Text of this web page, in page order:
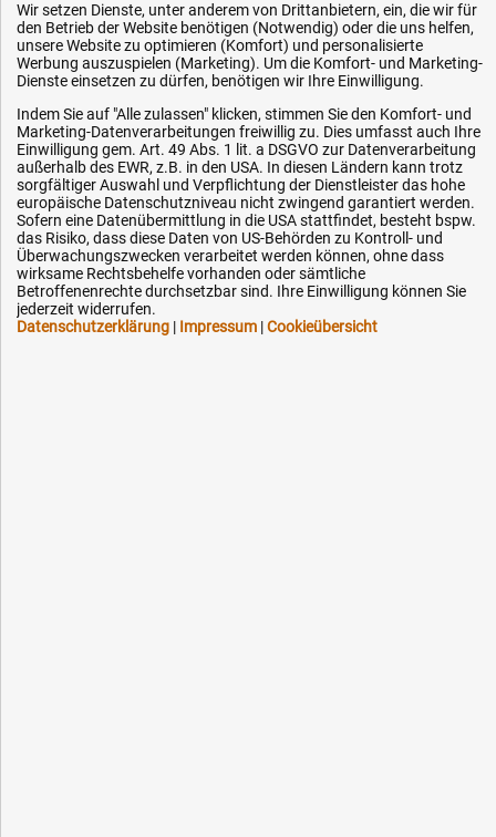
AGB / Widerrufsrecht
Datenschutz
Impressum
Karriere
OEM-Ersatzteile
Technik-Hilfe
Downloads
Kontakt
Ihre Hytec-Hydraulik Vorteile
Wir setzen Dienste, unter anderem von Drittanbietern, ein, die wir für
den Betrieb der Website benötigen (Notwendig) oder die uns helfen,
unsere Website zu optimieren (Komfort) und personalisierte
Werbung auszuspielen (Marketing). Um die Komfort- und Marketing-
Dienste einsetzen zu dürfen, benötigen wir Ihre Einwilligung.
Indem Sie auf "Alle zulassen" klicken, stimmen Sie den Komfort- und
Marketing-Datenverarbeitungen freiwillig zu. Dies umfasst auch Ihre
Einwilligung gem. Art. 49 Abs. 1 lit. a DSGVO zur Datenverarbeitung
außerhalb des EWR, z.B. in den USA. In diesen Ländern kann trotz
sorgfältiger Auswahl und Verpflichtung der Dienstleister das hohe
europäische Datenschutzniveau nicht zwingend garantiert werden.
Sofern eine Datenübermittlung in die USA stattfindet, besteht bspw.
das Risiko, dass diese Daten von US-Behörden zu Kontroll- und
Überwachungszwecken verarbeitet werden können, ohne dass
wirksame Rechtsbehelfe vorhanden oder sämtliche
Betroffenenrechte durchsetzbar sind. Ihre Einwilligung können Sie
jederzeit widerrufen.
Datenschutzerklärung | Impressum |Cookieübersicht